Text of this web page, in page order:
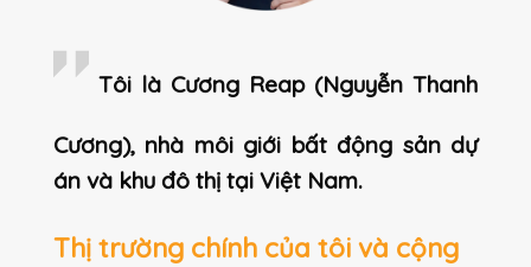
Tôi là Cương Reap (Nguyễn Thanh
Cương), nhà môi giới bất động sản dự
án và khu đô thị tại Việt Nam.
Thị trường chính của tôi và cộng